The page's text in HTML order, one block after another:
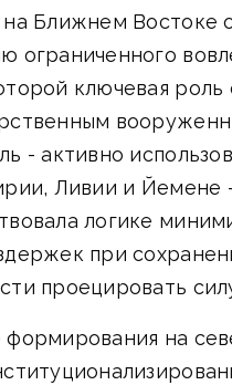
на Ближнем Востоке
ограниченного
ключевая роль
- активно
Ливии и Йемене
логике
при
проецировать
формирования на